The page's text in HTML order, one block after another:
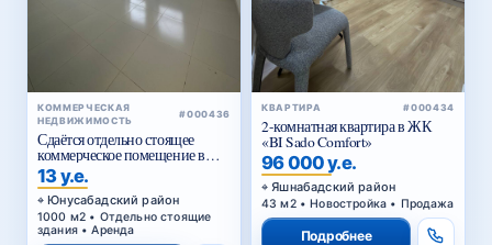
КОММЕРЧЕСКАЯ
НЕДВИЖИМОСТЬ
#000436
Сдаётся отдельно стоящее
коммерческое помещение в
аренду
13 у.е.
Юнусабадский район
1000 м2 • Отдельно стоящие
здания • Аренда
КВАРТИРА #000434
2-комнатная квартира в ЖК
«BI Sado Comfort»
96 000 у.е.
Яшнабадский район
43 м2 • Новостройка • Продажа
Подробнее